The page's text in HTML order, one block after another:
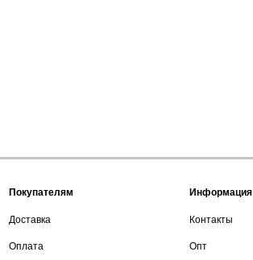
Покупателям
Доставка
Оплата
Информация
Контакты
Опт